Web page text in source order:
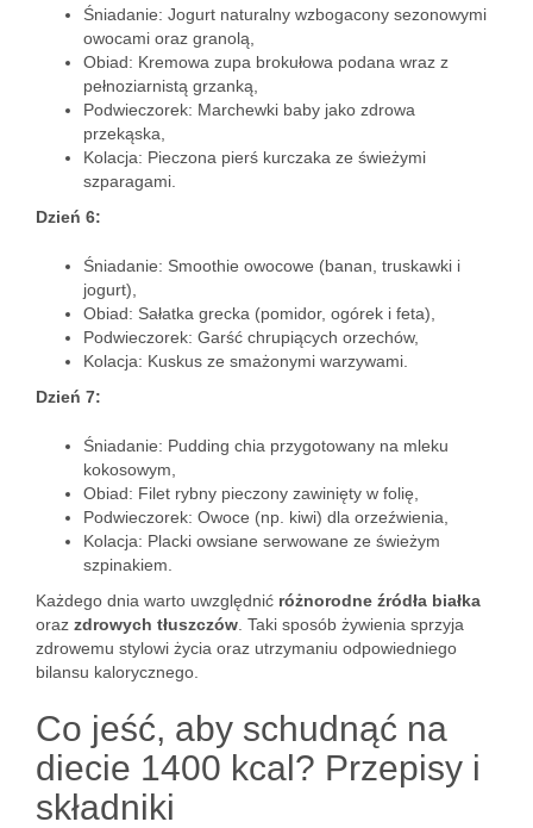
Śniadanie: Jogurt naturalny wzbogacony sezonowymi
owocami oraz granolą,
Obiad: Kremowa zupa brokułowa podana wraz z
pełnoziarnistą grzanką,
Podwieczorek: Marchewki baby jako zdrowa
przekąska,
Kolacja: Pieczona pierś kurczaka ze świeżymi
szparagami.
Dzień 6:
Śniadanie: Smoothie owocowe (banan, truskawki i
jogurt),
Obiad: Sałatka grecka (pomidor, ogórek i feta),
Podwieczorek: Garść chrupiących orzechów,
Kolacja: Kuskus ze smażonymi warzywami.
Dzień 7:
Śniadanie: Pudding chia przygotowany na mleku
kokosowym,
Obiad: Filet rybny pieczony zawinięty w folię,
Podwieczorek: Owoce (np. kiwi) dla orzeźwienia,
Kolacja: Placki owsiane serwowane ze świeżym
szpinakiem.
Każdego dnia warto uwzględnić różnorodne źródła białka
oraz zdrowych tłuszczów . Taki sposób żywienia sprzyja
zdrowemu stylowi życia oraz utrzymaniu odpowiedniego
bilansu kalorycznego.
Co jeść, aby schudnąć na
diecie 1400 kcal? Przepisy i
składniki